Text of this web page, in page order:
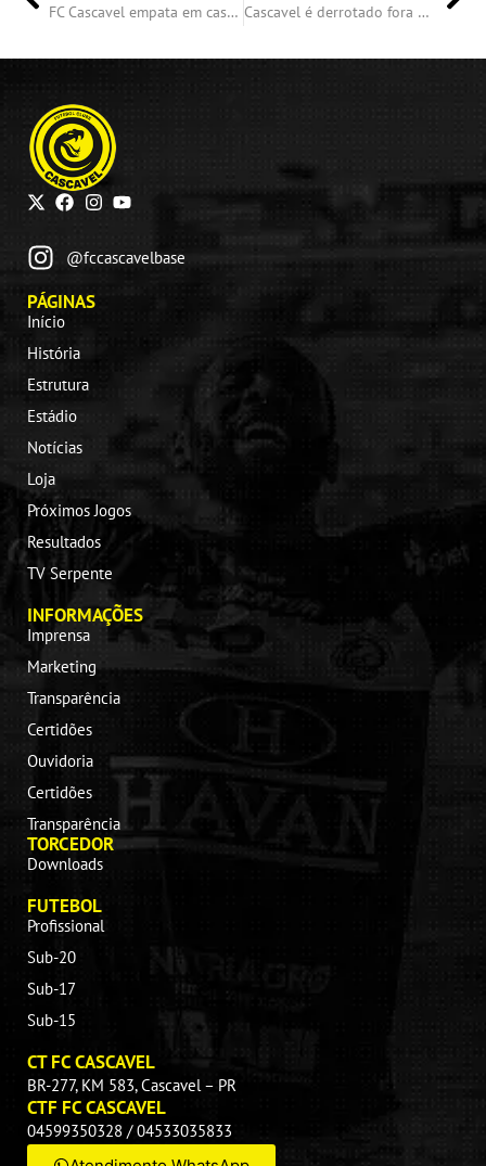
FC Cascavel empata em casa com Hercílio Luz em partida sem gols Cascavel é derrotado fora de casa pelo Concórdia
@fccascavelbase
PÁGINAS
Início
História
Estrutura
Estádio
Notícias
Loja
Próximos Jogos
Resultados
TV Serpente
INFORMAÇÕES
Imprensa
Marketing
Transparência
Certidões
Ouvidoria
Certidões
Transparência
TORCEDOR
Downloads
FUTEBOL
Profissional
Sub-20
Sub-17
Sub-15
CT FC CASCAVEL
BR-277, KM 583, Cascavel – PR
CTF FC CASCAVEL
04599350328 / 04533035833